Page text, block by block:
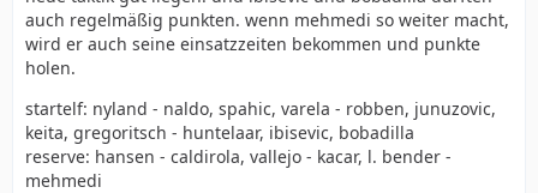
auch regelmäßig punkten. wenn mehmedi so weiter macht,
wird er auch seine einsatzzeiten bekommen und punkte
holen.
startelf: nyland - naldo, spahic, varela - robben, junuzovic,
keita, gregoritsch - huntelaar, ibisevic, bobadilla
reserve: hansen - caldirola, vallejo - kacar, l. bender -
mehmedi